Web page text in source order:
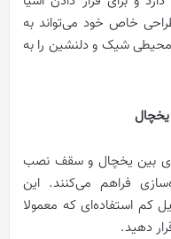
خاص خود می‌تواند به
محیطی شیک و دلنشین را به
یخچال
بین یخچال و سقف نصب
فراهم می‌کنند. این
کم‌ استفاده‌ای که معمولا
دهید.